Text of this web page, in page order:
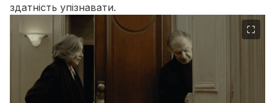
здатність упізнавати.
⛶